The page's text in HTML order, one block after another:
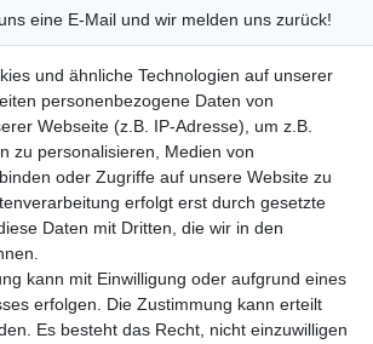
eine E-Mail und wir melden uns zurück!
08:30-13:00 Uhr.
info@bloomboxer.net
und ähnliche Technologien auf unserer
personenbezogene Daten von
Webseite (z.B. IP-Adresse), um z.B.
zu personalisieren, Medien von
oder Zugriffe auf unsere Website zu
erfolgt erst durch gesetzte
Daten mit Dritten, die wir in den
kann mit Einwilligung oder aufgrund eines
erfolgen. Die Zustimmung kann erteilt
Es besteht das Recht, nicht einzuwilligen